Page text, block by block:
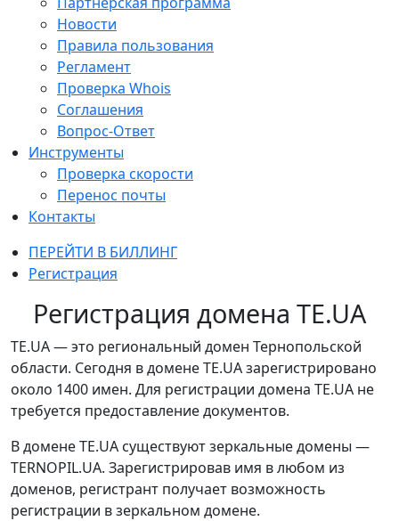
Новости
Правила пользования
Регламент
Проверка Whois
Соглашения
Вопрос-Ответ
Инструменты
Проверка скорости
Перенос почты
Контакты
ПЕРЕЙТИ В БИЛЛИНГ
Регистрация
Регистрация домена TE.UA
TE.UA — это региональный домен Тернопольской
области. Сегодня в домене TE.UA зарегистрировано
около 1400 имен. Для регистрации домена TE.UA не
требуется предоставление документов.
В домене TE.UA существуют зеркальные домены —
TERNOPIL.UA. Зарегистрировав имя в любом из
доменов, регистрант получает возможность
регистрации в зеркальном домене.